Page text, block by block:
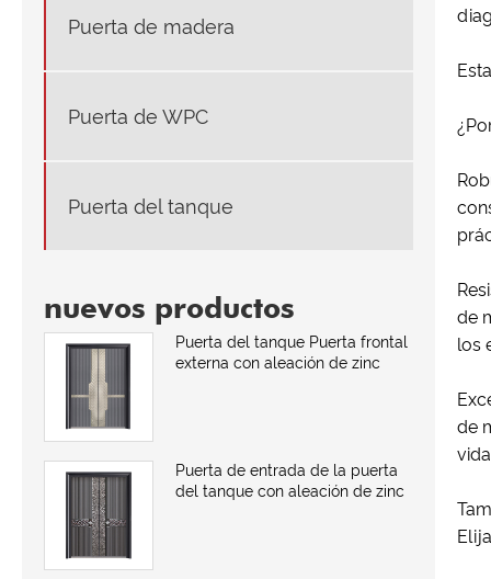
Puerta de madera
Puerta de WPC
Puerta del tanque
nuevos productos
Puerta del tanque Puerta frontal
externa con aleación de zinc
Puerta de entrada de la puerta
del tanque con aleación de zinc
de
los
de